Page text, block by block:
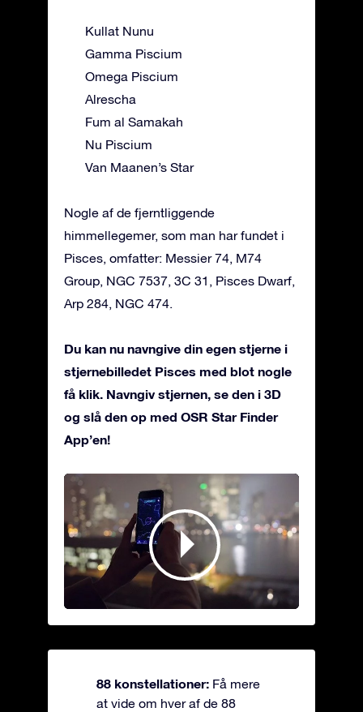
Kullat Nunu
Gamma Piscium
Omega Piscium
Alrescha
Fum al Samakah
Nu Piscium
Van Maanen’s Star
Nogle af de fjerntliggende
himmellegemer, som man har fundet i
Pisces, omfatter: Messier 74, M74
Group, NGC 7537, 3C 31, Pisces Dwarf,
Arp 284, NGC 474.
Du kan nu navngive din egen stjerne i
stjernebilledet Pisces med blot nogle
få klik. Navngiv stjernen, se den i 3D
og slå den op med OSR Star Finder
App’en!
88 konstellationer: Få mere
at vide om hver af de 88